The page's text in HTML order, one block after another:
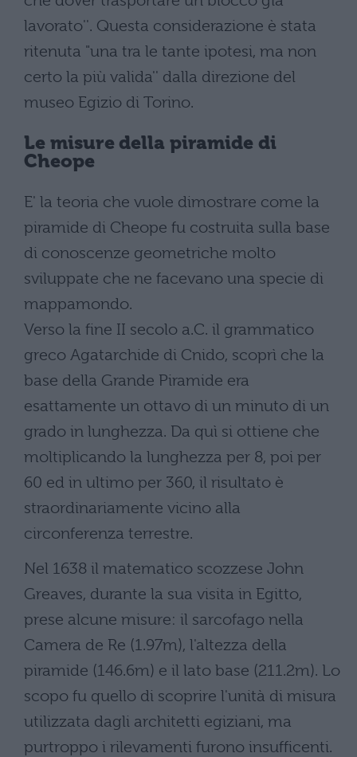
lavorato''. Questa considerazione è stata
ritenuta "una tra le tante ipotesi, ma non
certo la più valida'' dalla direzione del
museo Egizio di Torino.
Le misure della piramide di
Cheope
E' la teoria che vuole dimostrare come la
piramide di Cheope fu costruita sulla base
di conoscenze geometriche molto
sviluppate che ne facevano una specie di
mappamondo.
Verso la fine II secolo a.C. il grammatico
greco Agatarchide di Cnido, scoprì che la
base della Grande Piramide era
esattamente un ottavo di un minuto di un
grado in lunghezza. Da quì si ottiene che
moltiplicando la lunghezza per 8, poi per
60 ed in ultimo per 360, il risultato è
straordinariamente vicino alla
circonferenza terrestre.
Nel 1638 il matematico scozzese John
Greaves, durante la sua visita in Egitto,
prese alcune misure: il sarcofago nella
Camera de Re (1.97m), l'altezza della
piramide (146.6m) e il lato base (211.2m). Lo
scopo fu quello di scoprire l'unità di misura
utilizzata dagli architetti egiziani, ma
purtroppo i rilevamenti furono insufficenti.